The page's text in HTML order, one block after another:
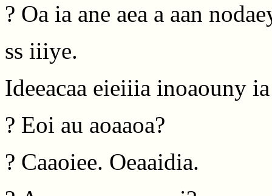
? Oa ia ane aea a aan
ss iiiye.
Ideeacaa eieiiia inoaouny
? Eoi au aoaaoa?
? Caaoiee. Oeaaidia.